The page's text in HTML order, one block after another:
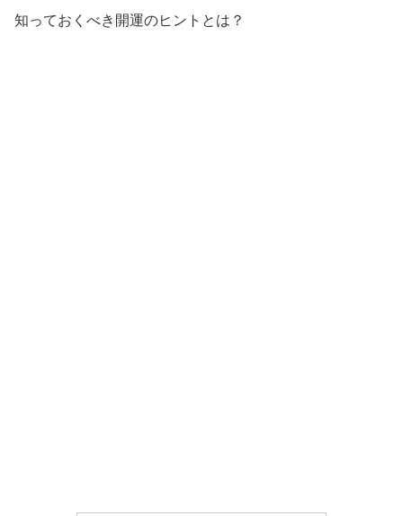
知っておくべき開運のヒントとは？